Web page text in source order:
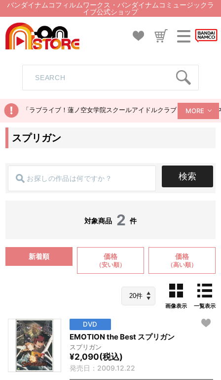
バンダイナムコフィルムワークス・バンダイナムコミュージックラ
イブ公式ショップ
「ラブライブ！蓮ノ空女学院スクールアイドルクラブ ぬいぐるみ
MORE
スプリガン
検索
対象商品 2 件
新着順 価格
（安い順）
価格
（高い順）
画像表示 一覧表示
DVD
EMOTION the Best スプリガン
スプリガン
¥2,090(税込)
発売日：2009.12.22